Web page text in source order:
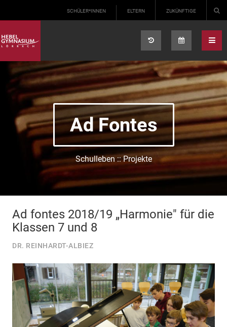
SCHÜLER*INNEN ELTERN ZUKÜNFTIGE
Ad Fontes
Schulleben :: Projekte
Ad fontes 2018/19 „Harmonie" für die
Klassen 7 und 8
DR. REINHARDT-ALBIEZ